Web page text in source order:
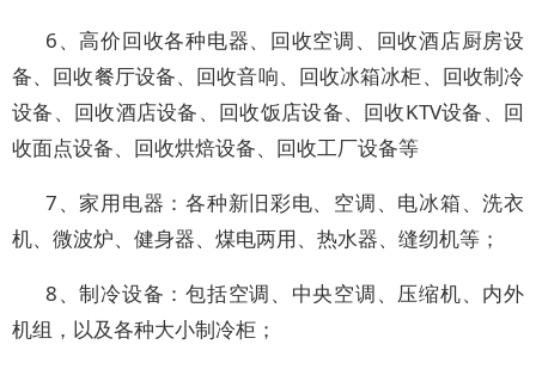
6、高价回收各种电器、回收空调、回收酒店厨房设
备、回收餐厅设备、回收音响、回收冰箱冰柜、回收制冷
设备、回收酒店设备、回收饭店设备、回收KTV设备、回
收面点设备、回收烘焙设备、回收工厂设备等
7、家用电器：各种新旧彩电、空调、电冰箱、洗衣
机、微波炉、健身器、煤电两用、热水器、缝纫机等；
8、制冷设备：包括空调、中央空调、压缩机、内外
机组，以及各种大小制冷柜；